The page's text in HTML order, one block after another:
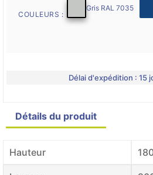
COULEURS :
Gris RAL 7035
Délai d'expédition : 15
Détails du produit
Hauteur